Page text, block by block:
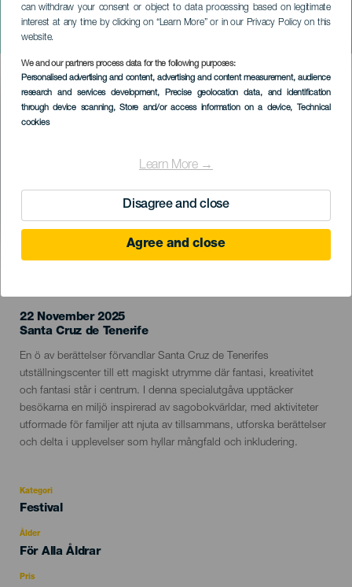
can withdraw your consent or object to data processing based on legitimate
interest at any time by clicking on “Learn More” or in our Privacy Policy on this
website.
We and our partners process data for the following purposes:
Personalised advertising and content, advertising and content measurement, audience
research and services development, Precise geolocation data, and identification
through device scanning, Store and/or access information on a device, Technical
cookies
Learn More →
Disagree and close
Agree and close
En ö av berättelser
TENERIFE
Imagen
Listado
22 November 2025
Localidad
Santa Cruz de Tenerife
Descripción
del
evento
En ö av berättelser förvandlar Santa Cruz de Tenerifes
utställningscenter till ett magiskt utrymme där fantasi, kreativitet
och fantasi står i centrum. I denna specialutgåva upptäcker
besökarna en miljö inspirerad av sagobokvärldar, med aktiviteter
utformade för familjer att njuta av tillsammans, utforska berättelser
och delta i upplevelser som hyllar mångfald och inkludering.
Kategori
Categoría
evento
Festival
Ålder
Edad
För Alla Åldrar
Pris